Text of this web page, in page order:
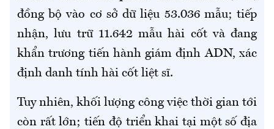
đồng bộ vào cơ sở dữ liệu 53.036 mẫu; tiếp
nhận, lưu trữ 11.642 mẫu hài cốt và đang
khẩn trương tiến hành giám định ADN, xác
định danh tính hài cốt liệt sĩ.
Tuy nhiên, khối lượng công việc thời gian tới
còn rất lớn; tiến độ triển khai tại một số địa